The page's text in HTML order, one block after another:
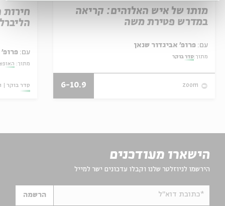
מותו של איש האלוהים: קריאה
במדרש פטירת משה
עם:
מתוך:סדר בוקר
zoom
6-10.9
עם: פרופ'
מתוך:
סדר בוקר
הישארו מעודכנים
הירשמו לניוזלטר שלנו וקבלו עדכונים ישר למייל
*כתובת דוא"ל הרשמה